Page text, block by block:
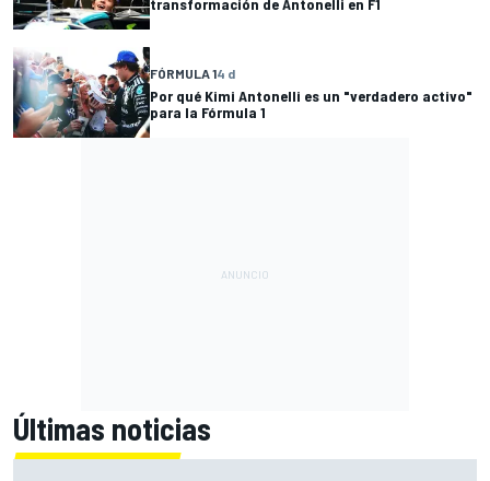
FÓRMULA 14 d
Por qué Kimi Antonelli es un "verdadero activo"
para la Fórmula 1
Últimas noticias